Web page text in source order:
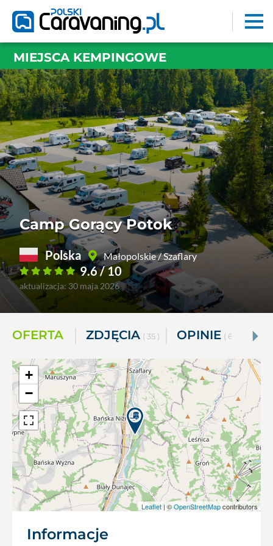
MIEJSCA KEMPINGOWE
Camp Gorący Potok
Polska Małopolskie /Szaflary
9.6 / 10
aktualizacja: 30 maja 2026
OFERTA ZDJĘCIA ( 35 ) OPINIE ( 65 )
+
−
Leaflet | ©OpenStreetMapcontributors
Informacje